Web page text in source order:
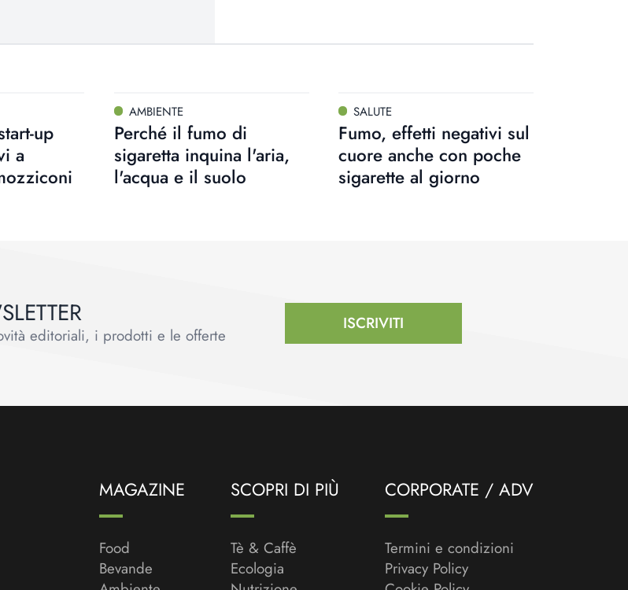
up
a
AMBIENTE
Perché il fumo di
sigaretta inquina l'aria,
l'acqua e il suolo
SALUTE
Fumo, effetti negativi sul
cuore anche con poche
sigarette al giorno
editoriali, i prodotti e le offerte
ISCRIVITI
MAGAZINE
Food
Bevande
SCOPRI DI PIÙ
Tè & Caffè
Ecologia
CORPORATE / ADV
Termini e condizioni
Privacy Policy